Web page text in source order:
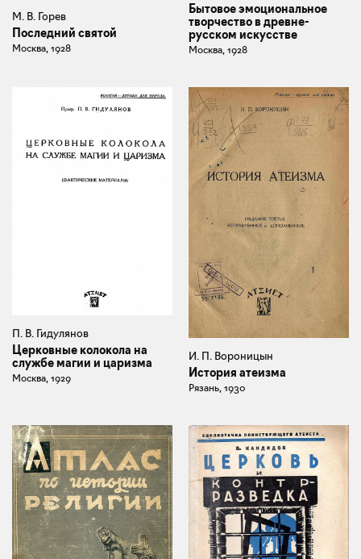
М. В. Горев
Последний святой
Москва, 1928
Бытовое эмоциональное
творчество в древне-
русском искусстве
Москва, 1928
П. В. Гидулянов
Церковные колокола на
службе магии и царизма
Москва, 1929
И. П. Вороницын
История атеизма
Рязань, 1930